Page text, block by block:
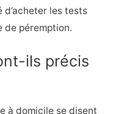
d’acheter les tests
de péremption.
ils précis
à domicile se disent